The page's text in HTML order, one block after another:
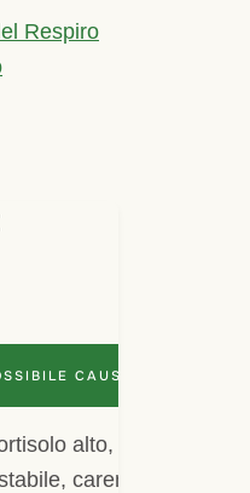
Respiro
CAUSA
alto, glicemia
carenze